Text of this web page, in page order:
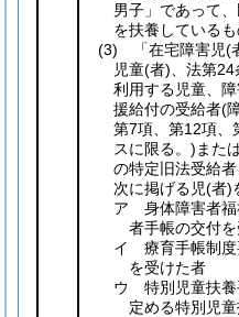
男子」であって
を扶養している
(3) 「在宅障害児(
児童(者) 、法第
利用する児童、
援給付の受給者(
第7項、第12項、
スに限る。) また
の特定旧法受給
次に掲げる児(者)
ア 身体障害者福
者手帳の交付
イ 療育手帳制度
を受けた者
ウ 特別児童扶養
定める特別児